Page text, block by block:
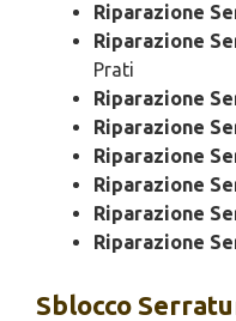
Riparazione
Riparazione
Prati
Riparazione
Riparazione
Riparazione
Riparazione
Riparazione
Riparazione
Sblocco